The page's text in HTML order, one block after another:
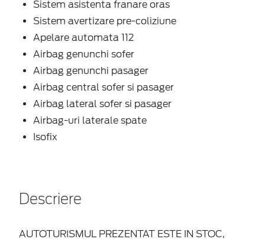
Sistem asistenta franare oras
Sistem avertizare pre-coliziune
Apelare automata 112
Airbag genunchi sofer
Airbag genunchi pasager
Airbag central sofer si pasager
Airbag lateral sofer si pasager
Airbag-uri laterale spate
Isofix
Descriere
AUTOTURISMUL PREZENTAT ESTE IN STOC,